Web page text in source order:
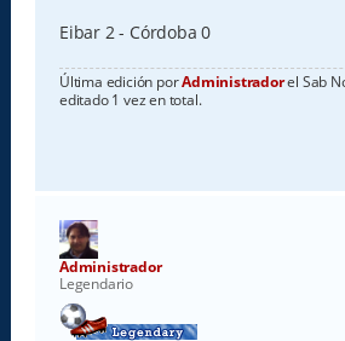
e
Eibar 2 - Córdoba 0
Última edición porAdministradorel Sab
editado 1 vez en total.
Administrador
Legendario